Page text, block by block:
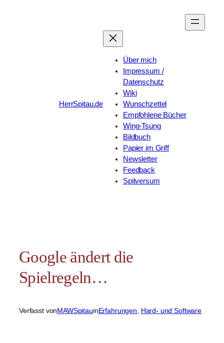
HerrSpitau.de
Über mich
Impressum /
Datenschutz
Wiki
Wunschzettel
Empfohlene Bücher
Wing-Tsung
Bildbuch
Papier im Griff
Newsletter
Feedback
Spitversum
Google ändert die
Spielregeln…
Verfasst vonMAWSpitauinErfahrungen, Hard- und Software